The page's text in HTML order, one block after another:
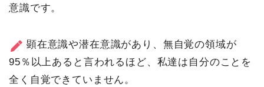
意識です。
顕在意識や潜在意識があり、無自覚の領域が
95％以上あると言われるほど、私達は自分のことを
全く自覚できていません。